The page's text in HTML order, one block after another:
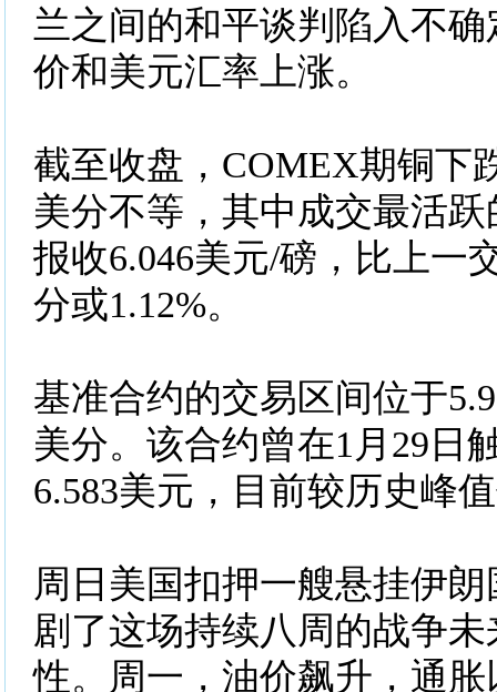
兰之间的和平谈判陷入不
价和美元汇率上涨。
截至收盘，COMEX期铜下
美分不等，其中成交最活跃
报收6.046美元/磅，比上一
分或1.12%。
基准合约的交易区间位于
美分。该合约曾在1月29日
6.583美元，目前较历史峰
周日美国扣押一艘悬挂伊
剧了这场持续八周的战争
性。周一，油价飙升，通